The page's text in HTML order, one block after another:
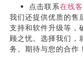
点击联系在线
我们还提供优质的售
支持和软件升级等，
顾之忧。选择我们，
务。期待与您的合作！